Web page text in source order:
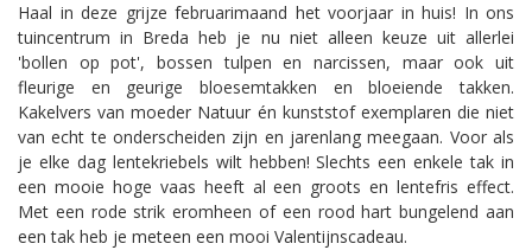
Haal in deze grijze februarimaand het voorjaar in huis! In ons
tuincentrum in Breda heb je nu niet alleen keuze uit allerlei
'bollen op pot', bossen tulpen en narcissen, maar ook uit
fleurige en geurige bloesemtakken en bloeiende takken.
Kakelvers van moeder Natuur én kunststof exemplaren die niet
van echt te onderscheiden zijn en jarenlang meegaan. Voor als
je elke dag lentekriebels wilt hebben! Slechts een enkele tak in
een mooie hoge vaas heeft al een groots en lentefris effect.
Met een rode strik eromheen of een rood hart bungelend aan
een tak heb je meteen een mooi Valentijnscadeau.